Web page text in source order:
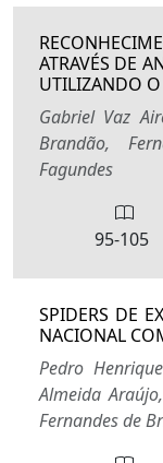
ATRAVÉS DE
UTILIZANDO
Gabriel Vaz
Brandão,
Fagundes
95-105
SPIDERS DE
NACIONAL
Pedro
Almeida
Fernandes de